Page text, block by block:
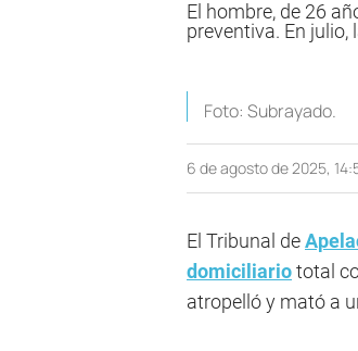
El hombre, de 26
preventiva. En
Foto: Subrayado.
6 de agosto de 2025,
El Tribunal de
domiciliariototal
atropelló y mató a